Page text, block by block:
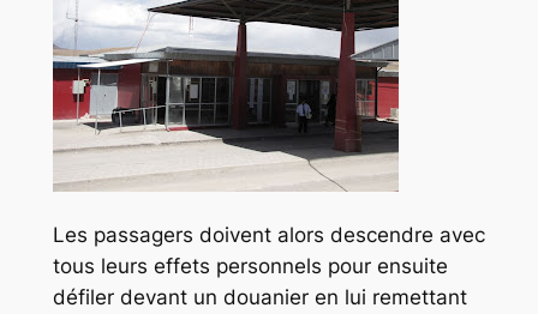
Les passagers doivent alors descendre avec
tous leurs effets personnels pour ensuite
défiler devant un douanier en lui remettant